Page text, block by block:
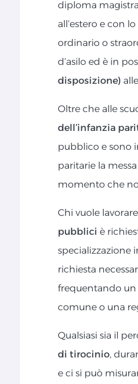
diploma
all’estero e con
ordinario o
d’asilo ed è in
disposizione)
Oltre che alle
dell’infanzia
pubblico e sono
paritarie la
momento che
Chi vuole
pubblici è
specializzazione
richiesta
frequentando un
comune o una
Qualsiasi sia il
di tirocinio,
e ci si può